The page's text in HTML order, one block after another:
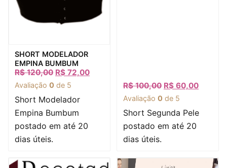
Visualização rápida
SHORT MODELADOR
EMPINA BUMBUM
R$120,00 R$ 72,00
Avaliação 0 de 5
Short Modelador
Empina Bumbum
postado em até 20
dias úteis.
R$100,00 R$ 60,00
Avaliação 0 de 5
Short Segunda Pele
postado em até 20
dias úteis.